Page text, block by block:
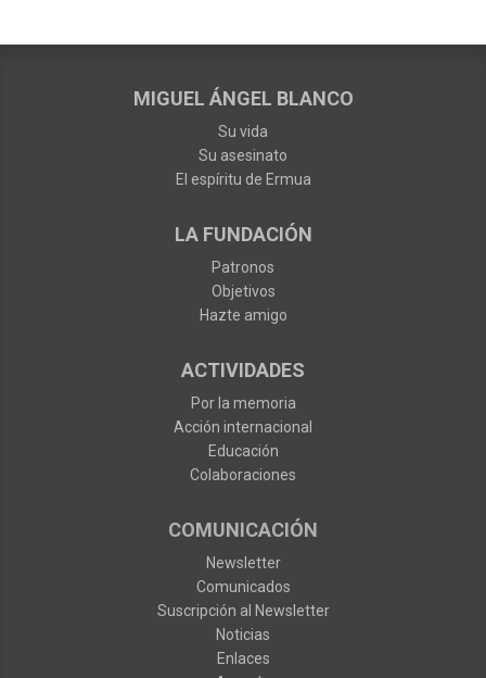
MIGUEL ÁNGEL BLANCO
Su vida
Su asesinato
El espíritu de Ermua
LA FUNDACIÓN
Patronos
Objetivos
Hazte amigo
ACTIVIDADES
Por la memoria
Acción internacional
Educación
Colaboraciones
COMUNICACIÓN
Newsletter
Comunicados
Suscripción al Newsletter
Noticias
Enlaces